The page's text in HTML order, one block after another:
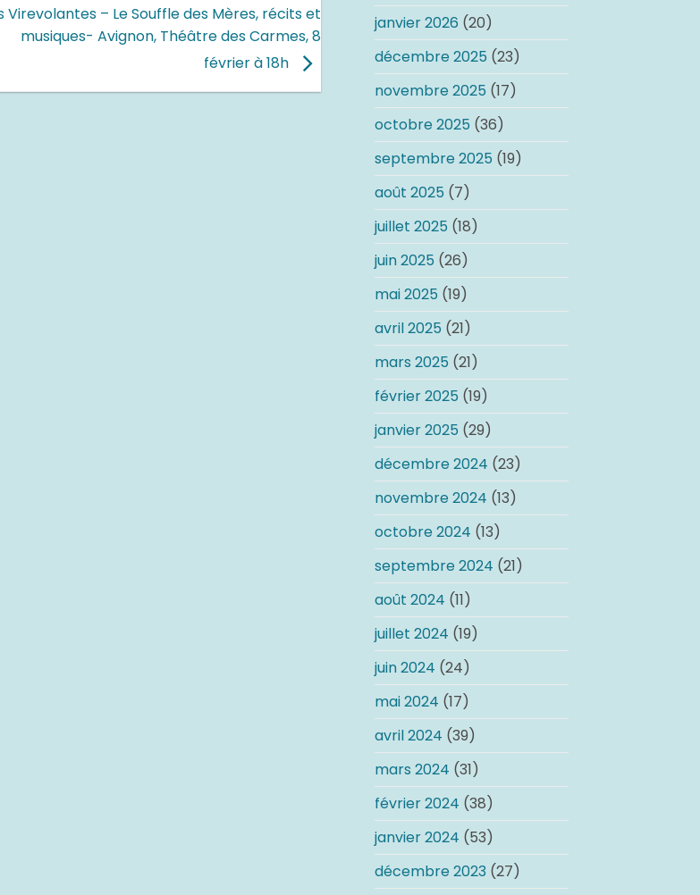
Virevolantes – Le Souffle des Mères, récits et
musiques- Avignon, Théâtre des Carmes, 8
février à 18h
janvier 2026 (20)
décembre 2025 (23)
novembre 2025 (17)
octobre 2025 (36)
septembre 2025 (19)
août 2025 (7)
juillet 2025 (18)
juin 2025 (26)
mai 2025 (19)
avril 2025 (21)
mars 2025 (21)
février 2025 (19)
janvier 2025 (29)
décembre 2024 (23)
novembre 2024 (13)
octobre 2024 (13)
septembre 2024 (21)
août 2024 (11)
juillet 2024 (19)
juin 2024 (24)
mai 2024 (17)
avril 2024 (39)
mars 2024 (31)
février 2024 (38)
janvier 2024 (53)
décembre 2023 (27)